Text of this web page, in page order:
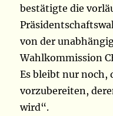
bestätigte die
von der
Wahlkommission
Es bleibt nur noch,
vorzubereiten,
wird“.